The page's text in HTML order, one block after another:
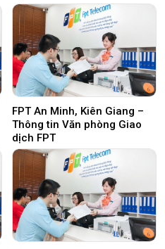
FPT An Minh, Kiên Giang –
Thông tin Văn phòng Giao
dịch FPT